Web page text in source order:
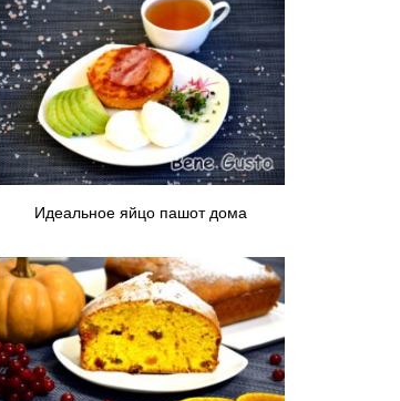
Идеальное яйцо пашот дома